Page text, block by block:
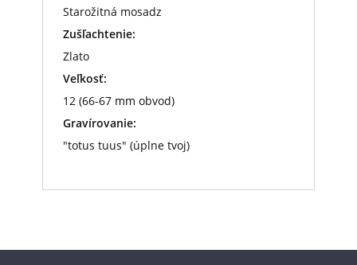
Starožitná mosadz
Zušľachtenie:
Zlato
Veľkosť:
12 (66-67 mm obvod)
Gravírovanie:
"totus tuus" (úplne tvoj)